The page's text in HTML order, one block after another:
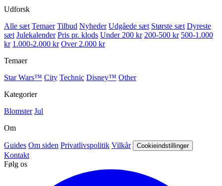
Udforsk
Alle sæt Temaer Tilbud Nyheder Udgåede sæt Største sæt Dyreste
sæt Julekalender Pris pr. klods Under 200 kr 200-500 kr 500-1.000
kr 1.000-2.000 kr Over 2.000 kr
Temaer
Star Wars™ City Technic Disney™ Other
Kategorier
Blomster Jul
Om
Guides Om siden Privatlivspolitik Vilkår Cookieindstillinger
Kontakt
Følg os